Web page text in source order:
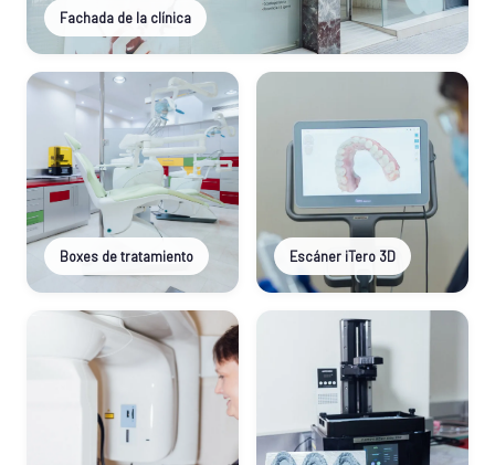
Fachada de la clínica
Boxes de tratamiento Escáner iTero 3D